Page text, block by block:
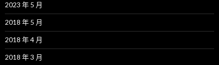
2023 年 5 月
2018 年 5 月
2018 年 4 月
2018 年 3 月